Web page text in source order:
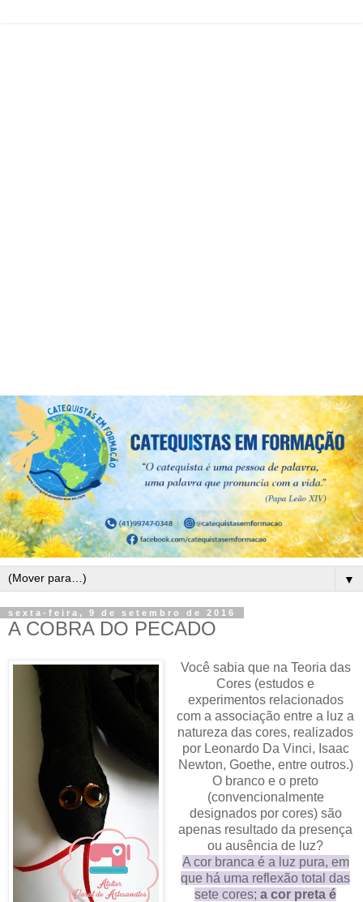
▼
sexta-feira, 9 de setembro de 2016
A COBRA DO PECADO
Você sabia que na Teoria das
Cores (estudos e
experimentos relacionados
com a associação entre a luz a
natureza das cores, realizados
por Leonardo Da Vinci, Isaac
Newton, Goethe, entre outros.)
O branco e o preto
(convencionalmente
designados por cores) são
apenas resultado da presença
ou ausência de luz?
A cor branca é a luz pura, em
que há uma reflexão total das
sete cores;a cor preta é